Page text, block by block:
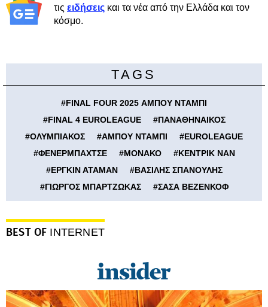
τις ειδήσεις και τα νέα από την Ελλάδα και τον
κόσμο.
TAGS
#FINAL FOUR 2025 ΑΜΠΟΥ ΝΤΑΜΠΙ
#FINAL 4 EUROLEAGUE #ΠΑΝΑΘΗΝΑΙΚΟΣ
#ΟΛΥΜΠΙΑΚΟΣ #ΑΜΠΟΥ ΝΤΑΜΠΙ #EUROLEAGUE
#ΦΕΝΕΡΜΠΑΧΤΣΕ #ΜΟΝΑΚΟ #ΚΕΝΤΡΙΚ ΝΑΝ
#ΕΡΓΚΙΝ ΑΤΑΜΑΝ #ΒΑΣΙΛΗΣ ΣΠΑΝΟΥΛΗΣ
#ΓΙΩΡΓΟΣ ΜΠΑΡΤΖΩΚΑΣ #ΣΑΣΑ ΒΕΖΕΝΚΟΦ
BEST OF INTERNET